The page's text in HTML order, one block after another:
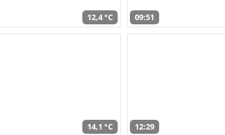
12,4 °C 09:51
14,1 °C 12:29